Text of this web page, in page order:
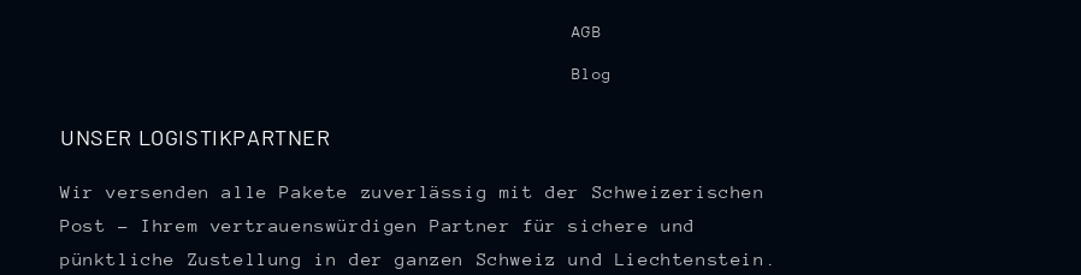
AGB
Blog
UNSER LOGISTIKPARTNER
Wir versenden alle Pakete zuverlässig mit der Schweizerischen
Post – Ihrem vertrauenswürdigen Partner für sichere und
pünktliche Zustellung in der ganzen Schweiz und Liechtenstein.